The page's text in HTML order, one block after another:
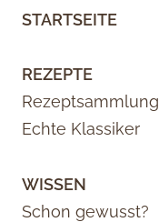
STARTSEITE
REZEPTE
Rezeptsammlung
Echte Klassiker
WISSEN
Schon gewusst?